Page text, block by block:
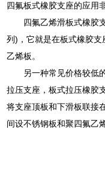
四氟板式橡胶支座的应用
四氟乙烯滑板式橡胶
列)，它就是在板式橡胶
乙烯板。
另一种常见价格较低
拉压支座，板式拉压橡胶
将支座顶板和下滑板联接
间设不锈钢板和聚四氟乙